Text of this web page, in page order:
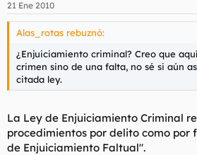
21 Ene 2010
Alas_rotas rebuznó:
¿Enjuiciamiento criminal? Creo que
crimen sino de una falta, no sé si aún
citada ley.
La Ley de Enjuiciamiento Criminal
procedimientos por delito como por
de Enjuiciamiento Faltual".